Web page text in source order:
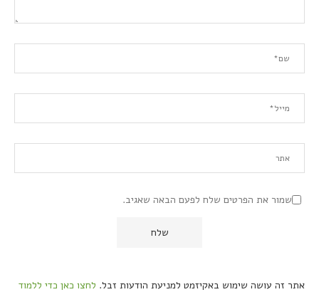
שמור את הפרטים שלח לפעם הבאה שאגיב.
אתר זה עושה שימוש באקיזמט למניעת הודעות זבל. לחצו כאן כדי ללמוד